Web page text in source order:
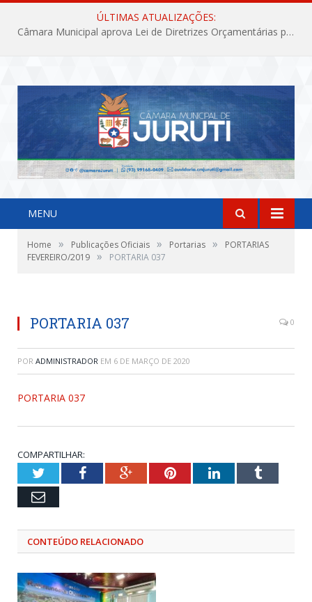
ÚLTIMAS ATUALIZAÇÕES:
Câmara Municipal aprova Lei de Diretrizes Orçamentárias para o exercício financeiro de 2027
MENU
Home » Publicações Oficiais » Portarias »
PORTARIAS
FEVEREIRO/2019 » PORTARIA 037
PORTARIA 037 0
POR ADMINISTRADOR EM 6 DE MARÇO DE 2020
PORTARIA 037
COMPARTILHAR:
TwitterFacebookGoogle+PinterestLinkedInTumblr
Email
CONTEÚDO RELACIONADO